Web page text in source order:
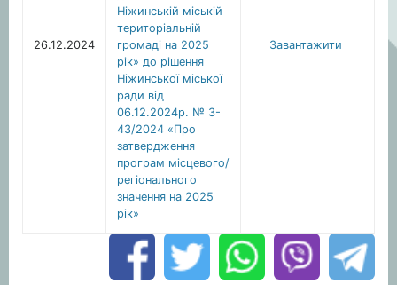
26.12.2024
Ніжинській міській
територіальній
громаді на 2025
рік» до рішення
Ніжинської міської
ради від
06.12.2024р. № 3-
43/2024 «Про
затвердження
програм місцевого/
регіонального
значення на 2025
рік»
Завантажити